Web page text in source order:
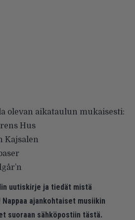
olevan aikataulun mukaisesti:
Hus
Kajsalen
uutiskirje ja tiedät mistä
ajankohtaiset musiikin
suoraan sähköpostiin tästä.